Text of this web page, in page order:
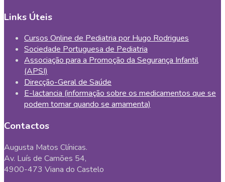
Links Úteis
Cursos Online de Pediatria por Hugo Rodrigues
Sociedade Portuguesa de Pediatria
Associação para a Promoção da Segurança Infantil
(APSI)
Direcção-Geral de Saúde
E-lactancia (informação sobre os medicamentos que se
podem tomar quando se amamenta)
Contactos
Augusta Matos Clínicas.
Av. Luís de Camões 54,
4900-473 Viana do Castelo